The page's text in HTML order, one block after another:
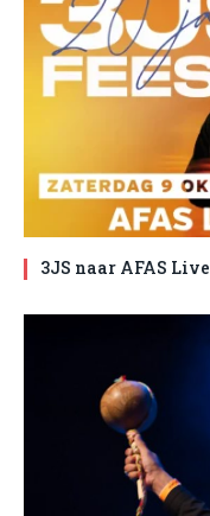
3JS naar AFAS Live